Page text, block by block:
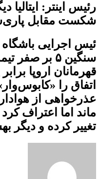
رئیس اینتر:
شکست مقابل
ئیس اجرایی
سنگین ۵ بر
قهرمانان اروپا
اتفاق را
عذرخواهی از
ماند اما اعتراف کرد
تغییر کرده و دیگر